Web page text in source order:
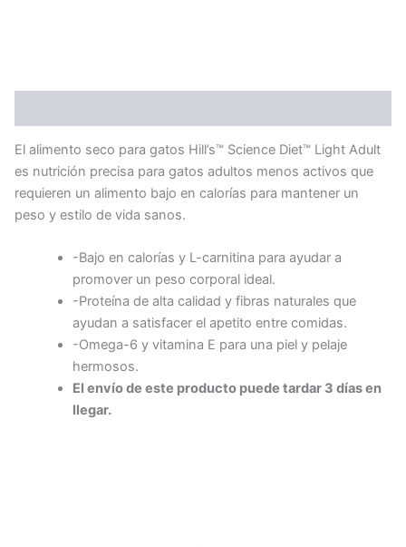
El alimento seco para gatos Hill’s™ Science Diet™ Light Adult
es nutrición precisa para gatos adultos menos activos que
requieren un alimento bajo en calorías para mantener un
peso y estilo de vida sanos.
-Bajo en calorías y L-carnitina para ayudar a
promover un peso corporal ideal.
-Proteína de alta calidad y fibras naturales que
ayudan a satisfacer el apetito entre comidas.
-Omega-6 y vitamina E para una piel y pelaje
hermosos.
El envío de este producto puede tardar 3 días en
llegar.